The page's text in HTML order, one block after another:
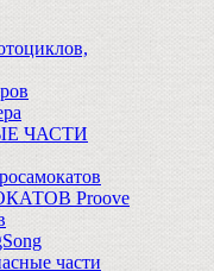
ЧАСТИ
Proove
части